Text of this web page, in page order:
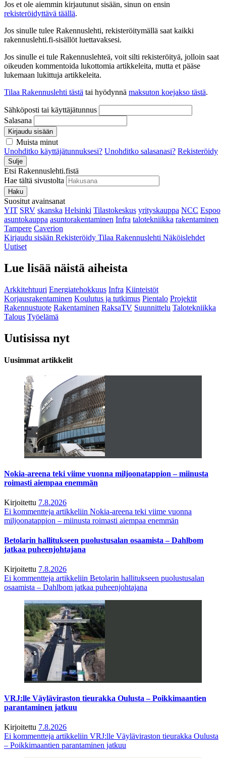
Jos et ole aiemmin kirjautunut sisään, sinun on ensin
rekisteröidyttävä täällä.
Jos sinulle tulee Rakennuslehti, rekisteröitymällä saat kaikki
rakennuslehti.fi-sisällöt luettavaksesi.
Jos sinulle ei tule Rakennuslehteä, voit silti rekisteröityä, jolloin saat
oikeuden kommentoida lukottomia artikkeleita, mutta et pääse
lukemaan lukittuja artikkeleita.
Tilaa Rakennuslehti tästä tai hyödynnä maksuton koejakso tästä.
Sähköposti tai käyttäjätunnus
Salasana
Kirjaudu sisään
Muista minut
Unohditko käyttäjätunnuksesi? Unohditko salasanasi? Rekisteröidy
Sulje
Etsi Rakennuslehti.fistä
Hae tältä sivustolta
Haku
Suositut avainsanat
YIT SRV skanska Helsinki Tilastokeskus yrityskauppa NCC Espoo
asuntokauppa asuntorakentaminen Infra talotekniikka rakentaminen
Tampere Caverion
Kirjaudu sisään Rekisteröidy Tilaa Rakennuslehti Näköislehdet
Uutiset
Lue lisää näistä aiheista
Arkkitehtuuri Energiatehokkuus Infra Kiinteistöt
Korjausrakentaminen Koulutus ja tutkimus Pientalo Projektit
Rakennustuote Rakentaminen RaksaTV Suunnittelu Talotekniikka
Talous Työelämä
Uutisissa nyt
Uusimmat artikkelit
Nokia-areena teki viime vuonna miljoonatappion – miinusta
roimasti aiempaa enemmän
Kirjoitettu 7.8.2026
Ei kommentteja artikkeliin Nokia-areena teki viime vuonna
miljoonatappion – miinusta roimasti aiempaa enemmän
Betolarin hallitukseen puolustusalan osaamista – Dahlbom
jatkaa puheenjohtajana
Kirjoitettu 7.8.2026
Ei kommentteja artikkeliin Betolarin hallitukseen puolustusalan
osaamista – Dahlbom jatkaa puheenjohtajana
VRJ:lle Väyläviraston tieurakka Oulusta – Poikkimaantien
parantaminen jatkuu
Kirjoitettu 7.8.2026
Ei kommentteja artikkeliin VRJ:lle Väyläviraston tieurakka Oulusta
– Poikkimaantien parantaminen jatkuu